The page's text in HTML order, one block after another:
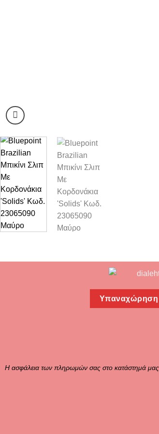
Υπαναχώρηση
Η ασφάλεια των πληρωμών σας στο κατάστημά μας